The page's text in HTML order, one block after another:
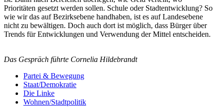
Das Gespräch führte Cornelia Hildebrandt
Partei & Bewegung
Staat/Demokratie
Die Linke
Wohnen/Stadtpolitik